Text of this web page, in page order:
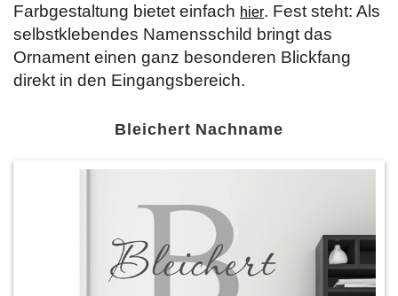
Farbgestaltung bietet einfach hier. Fest steht: Als
selbstklebendes Namensschild bringt das
Ornament einen ganz besonderen Blickfang
direkt in den Eingangsbereich.
Bleichert Nachname